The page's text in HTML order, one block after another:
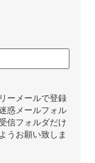
ーメールで登録
惑メールフォル
信フォルダだけ
うお願い致しま